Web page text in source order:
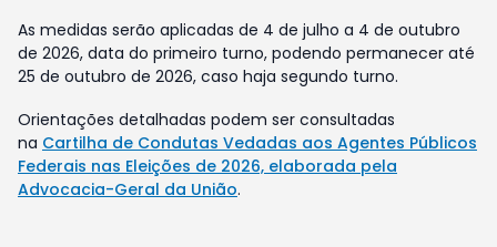
As medidas serão aplicadas de 4 de julho a 4 de outubro
de 2026, data do primeiro turno, podendo permanecer até
25 de outubro de 2026, caso haja segundo turno.
Orientações detalhadas podem ser consultadas
na Cartilha de Condutas Vedadas aos Agentes Públicos
Federais nas Eleições de 2026, elaborada pela
Advocacia-Geral da União.